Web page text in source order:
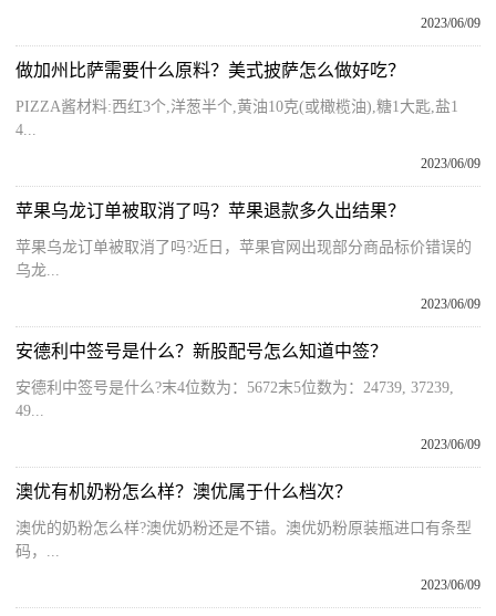
2023/06/09
做加州比萨需要什么原料？美式披萨怎么做好吃？
PIZZA酱材料:西红3个,洋葱半个,黄油10克(或橄榄油),糖1大匙,盐1
4...
2023/06/09
苹果乌龙订单被取消了吗？苹果退款多久出结果？
苹果乌龙订单被取消了吗?近日，苹果官网出现部分商品标价错误的
乌龙...
2023/06/09
安德利中签号是什么？新股配号怎么知道中签？
安德利中签号是什么?末4位数为：5672末5位数为：24739, 37239,
49...
2023/06/09
澳优有机奶粉怎么样？澳优属于什么档次？
澳优的奶粉怎么样?澳优奶粉还是不错。澳优奶粉原装瓶进口有条型
码，...
2023/06/09